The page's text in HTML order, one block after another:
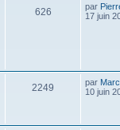
626 par
17 juin
2249 par
10 juin